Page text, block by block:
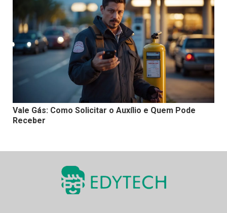
Vale Gás: Como Solicitar o Auxílio e Quem Pode
Receber